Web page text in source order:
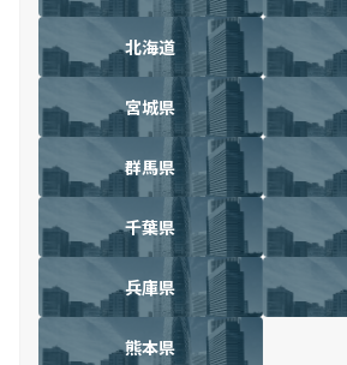
北海道
宮城県
群馬県
千葉県
兵庫県
熊本県